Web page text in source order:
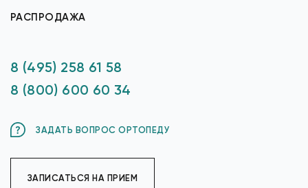
РАСПРОДАЖА
8 (495) 258 61 58
8 (800) 600 60 34
ЗАДАТЬ ВОПРОС ОРТОПЕДУ
ЗАПИСАТЬСЯ НА ПРИЕМ